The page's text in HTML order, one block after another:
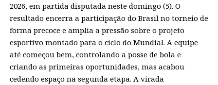
2026, em partida disputada neste domingo (5). O
resultado encerra a participação do Brasil no torneio de
forma precoce e amplia a pressão sobre o projeto
esportivo montado para o ciclo do Mundial. A equipe
até começou bem, controlando a posse de bola e
criando as primeiras oportunidades, mas acabou
cedendo espaço na segunda etapa. A virada